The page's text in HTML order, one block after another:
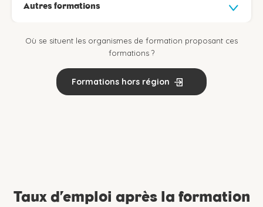
Autres formations
Où se situent les organismes de formation proposant ces
formations ?
Formations hors région
Taux d’emploi après la formation